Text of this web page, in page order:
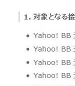
ショッピング